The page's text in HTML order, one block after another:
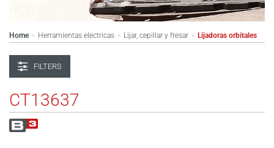
Home > Herramientas electricas > Lijar, cepillar y fresar > Lijadoras orbitales
FILTERS
CT13637